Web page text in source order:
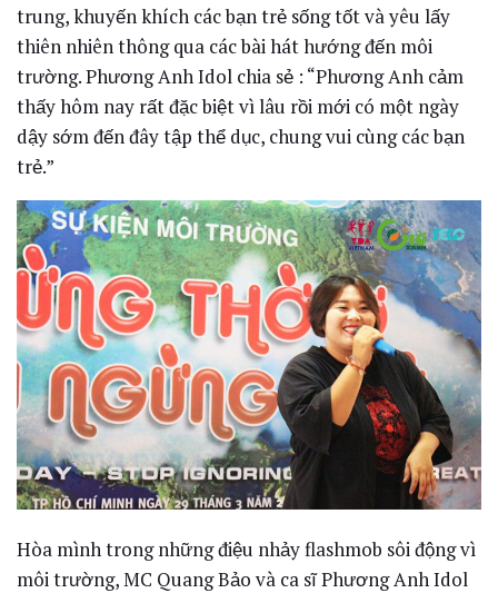
trung, khuyến khích các bạn trẻ sống tốt và yêu lấy
thiên nhiên thông qua các bài hát hướng đến môi
trường. Phương Anh Idol chia sẻ : “Phương Anh cảm
thấy hôm nay rất đặc biệt vì lâu rồi mới có một ngày
dậy sớm đến đây tập thể dục, chung vui cùng các bạn
trẻ.”
Hòa mình trong những điệu nhảy flashmob sôi động vì
môi trường, MC Quang Bảo và ca sĩ Phương Anh Idol